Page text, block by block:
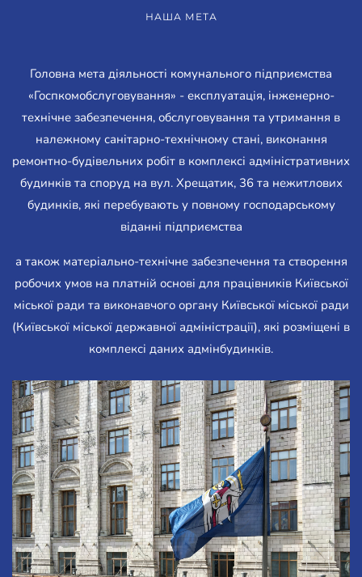
НАША МЕТА
Головна мета діяльності комунального підприємства
«Госпкомобслуговування» - експлуатація, інженерно-
технічне забезпечення, обслуговування та утримання в
належному санітарно-технічному стані, виконання
ремонтно-будівельних робіт в комплексі адміністративних
будинків та споруд на вул. Хрещатик, 36 та нежитлових
будинків, які перебувають у повному господарському
віданні підприємства
а також матеріально-технічне забезпечення та створення
робочих умов на платній основі для працівників Київської
міської ради та виконавчого органу Київської міської ради
(Київської міської державної адміністрації), які розміщені в
комплексі даних адмінбудинків.